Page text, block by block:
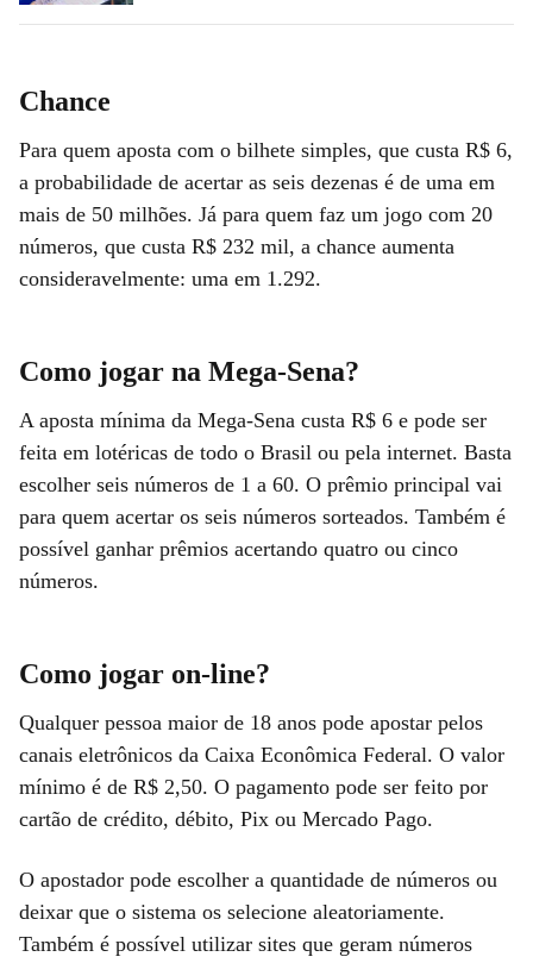
Chance
Para quem aposta com o bilhete simples, que custa R$ 6,
a probabilidade de acertar as seis dezenas é de uma em
mais de 50 milhões. Já para quem faz um jogo com 20
números, que custa R$ 232 mil, a chance aumenta
consideravelmente: uma em 1.292.
Como jogar na Mega-Sena?
A aposta mínima da Mega-Sena custa R$ 6 e pode ser
feita em lotéricas de todo o Brasil ou pela internet. Basta
escolher seis números de 1 a 60. O prêmio principal vai
para quem acertar os seis números sorteados. Também é
possível ganhar prêmios acertando quatro ou cinco
números.
Como jogar on-line?
Qualquer pessoa maior de 18 anos pode apostar pelos
canais eletrônicos da Caixa Econômica Federal. O valor
mínimo é de R$ 2,50. O pagamento pode ser feito por
cartão de crédito, débito, Pix ou Mercado Pago.
O apostador pode escolher a quantidade de números ou
deixar que o sistema os selecione aleatoriamente.
Também é possível utilizar sites que geram números